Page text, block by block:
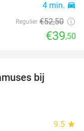
4 min. directions_car
Regulier €52,50
€39,50
bij
9.5 star